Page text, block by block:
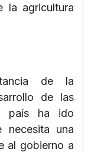
la agricultura
de la
de las
país ha ido
necesita una
al gobierno a